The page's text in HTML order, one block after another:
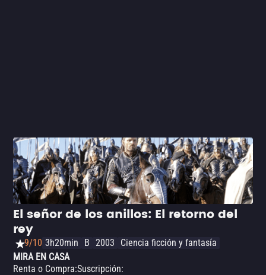
El señor de los anillos: El retorno del
rey
9/10 3h20min B 2003
Ciencia ficción y fantasía
MIRA EN CASA
Renta o Compra:Suscripción: